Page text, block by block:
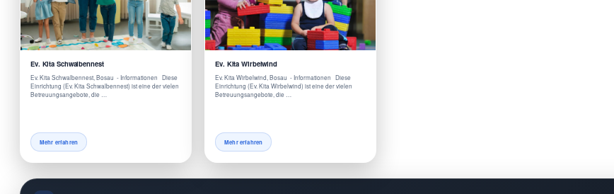
Ev. Kita Schwalbennest
Ev. Kita Schwalbennest, Bosau - Informationen Diese
Einrichtung (Ev. Kita Schwalbennest) ist eine der vielen
Betreuungsangebote, die …
Mehr erfahren
Ev. Kita Wirbelwind
Ev. Kita Wirbelwind, Bosau - Informationen Diese
Einrichtung (Ev. Kita Wirbelwind) ist eine der vielen
Betreuungsangebote, die …
Mehr erfahren